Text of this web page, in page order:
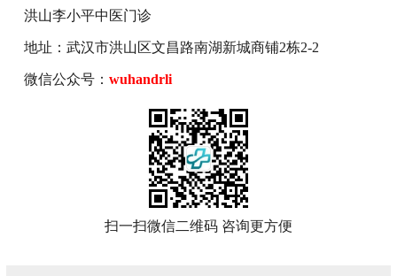
洪山李小平中医门诊
地址：武汉市洪山区文昌路南湖新城商铺2栋2-2
微信公众号： wuhandrli
扫一扫微信二维码 咨询更方便